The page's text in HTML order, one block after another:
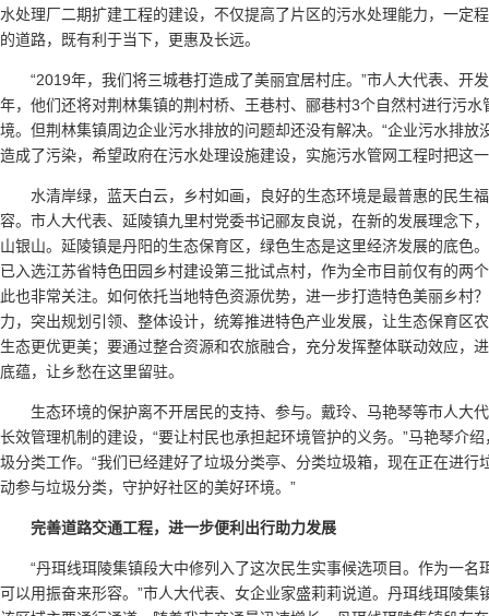
水处理厂二期扩建工程的建设，不仅提高了片区的污水处理能力，一定
的道路，既有利于当下，更惠及长远。
“2019年，我们将三城巷打造成了美丽宜居村庄。”市人大代表、开
年，他们还将对荆林集镇的荆村桥、王巷村、郦巷村3个自然村进行污
境。但荆林集镇周边企业污水排放的问题却还没有解决。“企业污水排放
造成了污染，希望政府在污水处理设施建设，实施污水管网工程时把这
水清岸绿，蓝天白云，乡村如画，良好的生态环境是最普惠的民生
容。市人大代表、延陵镇九里村党委书记郦友良说，在新的发展理念下
山银山。延陵镇是丹阳的生态保育区，绿色生态是这里经济发展的底色
已入选江苏省特色田园乡村建设第三批试点村，作为全市目前仅有的两
此也非常关注。如何依托当地特色资源优势，进一步打造特色美丽乡村
力，突出规划引领、整体设计，统筹推进特色产业发展，让生态保育区
生态更优更美；要通过整合资源和农旅融合，充分发挥整体联动效应，
底蕴，让乡愁在这里留驻。
生态环境的保护离不开居民的支持、参与。戴玲、马艳琴等市人大
长效管理机制的建设，“要让村民也承担起环境管护的义务。”马艳琴介
圾分类工作。“我们已经建好了垃圾分类亭、分类垃圾箱，现在正在进行
动参与垃圾分类，守护好社区的美好环境。”
完善道路交通工程，进一步便利出行助力发展
“丹珥线珥陵集镇段大中修列入了这次民生实事候选项目。作为一名
可以用振奋来形容。”市人大代表、女企业家盛莉莉说道。丹珥线珥陵集